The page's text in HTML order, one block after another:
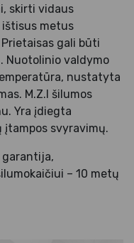
skirti vidaus
ištisus metus
gali būti
Nuotolinio valdymo
nustatyta
M.Z.I šilumos
Yra įdiegta
įtampos svyravimų.
garantija,
– 10 metų